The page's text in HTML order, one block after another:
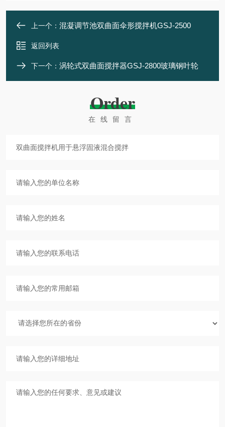
上一个： 混凝调节池双曲面伞形搅拌机GSJ-2500
返回列表
下一个： 涡轮式双曲面搅拌器GSJ-2800玻璃钢叶轮
Order
在线留言